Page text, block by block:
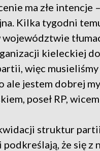
ma złe
Kilka tygodni
kieleckiej
więc
ale jestem dobrej
poseł RP,
struktur
podkreślają, że się